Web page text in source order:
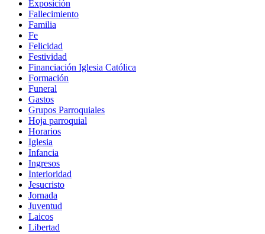
Exposición
Fallecimiento
Familia
Fe
Felicidad
Festividad
Financiación Iglesia Católica
Formación
Funeral
Gastos
Grupos Parroquiales
Hoja parroquial
Horarios
Iglesia
Infancia
Ingresos
Interioridad
Jesucristo
Jornada
Juventud
Laicos
Libertad